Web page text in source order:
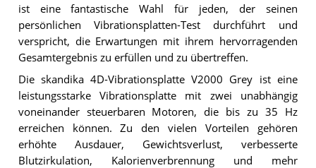
ist eine fantastische Wahl für jeden, der seinen
persönlichen Vibrationsplatten-Test durchführt und
verspricht, die Erwartungen mit ihrem hervorragenden
Gesamtergebnis zu erfüllen und zu übertreffen.
Die skandika 4D-Vibrationsplatte V2000 Grey ist eine
leistungsstarke Vibrationsplatte mit zwei unabhängig
voneinander steuerbaren Motoren, die bis zu 35 Hz
erreichen können. Zu den vielen Vorteilen gehören
erhöhte Ausdauer, Gewichtsverlust, verbesserte
Blutzirkulation, Kalorienverbrennung und mehr